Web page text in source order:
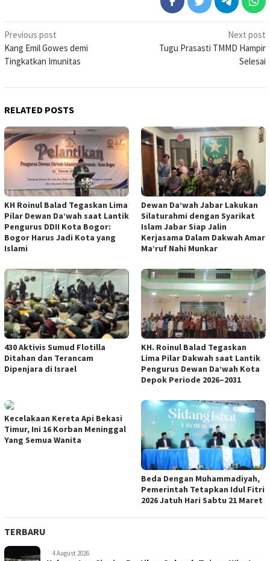
Post
navigation
Previous post
Kang Emil Gowes demi
Tingkatkan Imunitas
Next post
Tugu Prasasti TMMD Hampir
Selesai
RELATED POSTS
KH Roinul Balad Tegaskan Lima
Pilar Dewan Da’wah saat Lantik
Pengurus DDII Kota Bogor:
Bogor Harus Jadi Kota yang
Islami
Dewan Da’wah Jabar Lakukan
Silaturahmi dengan Syarikat
Islam Jabar Siap Jalin
Kerjasama Dalam Dakwah Amar
Ma’ruf Nahi Munkar
430 Aktivis Sumud Flotilla
Ditahan dan Terancam
Dipenjara di Israel
KH. Roinul Balad Tegaskan
Lima Pilar Dakwah saat Lantik
Pengurus Dewan Da’wah Kota
Depok Periode 2026–2031
Kecelakaan Kereta Api Bekasi
Timur, Ini 16 Korban Meninggal
Yang Semua Wanita
Beda Dengan Muhammadiyah,
Pemerintah Tetapkan Idul Fitri
2026 Jatuh Hari Sabtu 21 Maret
TERBARU
4 August 2026